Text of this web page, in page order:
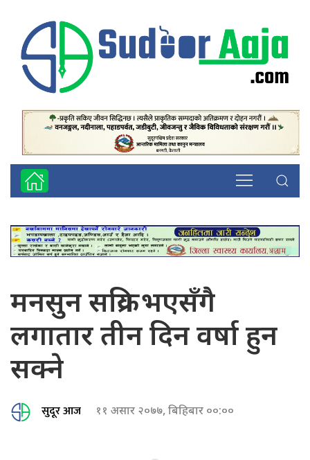
मनसुन सक्रिय भएसँगै
लगातार तीन दिन वर्षा हुन
सक्ने
सुदूर आज ११ असार २०७७, बिहिबार ००:००